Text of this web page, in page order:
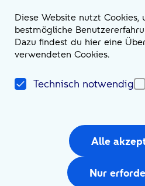
Diese Website nutzt Cookies,
bestmögliche
Dazu findest du hier eine
verwendeten Cookies.
Technisch notwendig
Alle
Nur
Wir sind die
Social